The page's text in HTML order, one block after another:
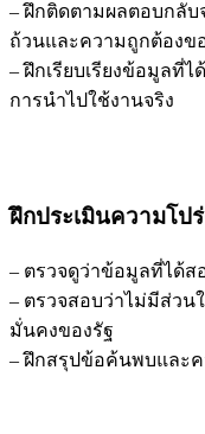
– ฝึกติดตามผลตอบกลับ
ถ้วนและความถูกต้องข
– ฝึกเรียบเรียงข้อมูลที่
การนำไปใช้งานจริง
ฝึกประเมินความโป
– ตรวจดูว่าข้อมูลที่ได้ส
– ตรวจสอบว่าไม่มีส่วน
มั่นคงของรัฐ
– ฝึกสรุปข้อค้นพบและค